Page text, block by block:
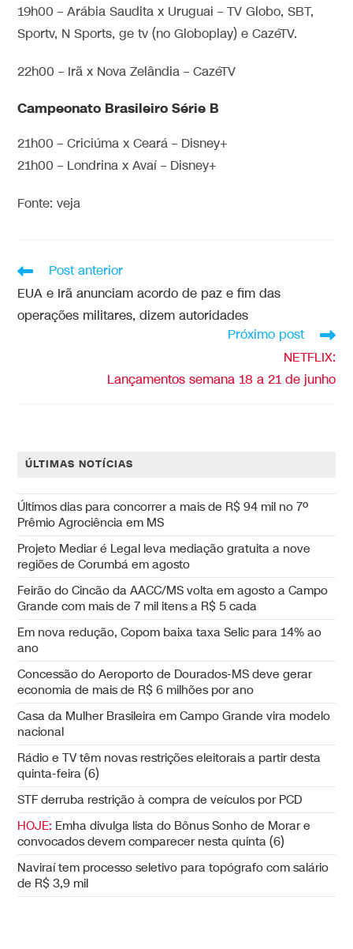
19h00 – Arábia Saudita x Uruguai – TV Globo, SBT,
Sportv, N Sports, ge tv (no Globoplay) e CazéTV.
22h00 – Irã x Nova Zelândia – CazéTV
Campeonato Brasileiro Série B
21h00 – Criciúma x Ceará – Disney+
21h00 – Londrina x Avaí – Disney+
Fonte: veja
Post anterior
EUA e Irã anunciam acordo de paz e fim das
operações militares, dizem autoridades
Próximo post
NETFLIX:
Lançamentos semana 18 a 21 de junho
ÚLTIMAS NOTÍCIAS
Últimos dias para concorrer a mais de R$ 94 mil no 7º
Prêmio Agrociência em MS
Projeto Mediar é Legal leva mediação gratuita a nove
regiões de Corumbá em agosto
Feirão do Cincão da AACC/MS volta em agosto a Campo
Grande com mais de 7 mil itens a R$ 5 cada
Em nova redução, Copom baixa taxa Selic para 14% ao
ano
Concessão do Aeroporto de Dourados-MS deve gerar
economia de mais de R$ 6 milhões por ano
Casa da Mulher Brasileira em Campo Grande vira modelo
nacional
Rádio e TV têm novas restrições eleitorais a partir desta
quinta-feira (6)
STF derruba restrição à compra de veículos por PCD
HOJE: Emha divulga lista do Bônus Sonho de Morar e
convocados devem comparecer nesta quinta (6)
Naviraí tem processo seletivo para topógrafo com salário
de R$ 3,9 mil